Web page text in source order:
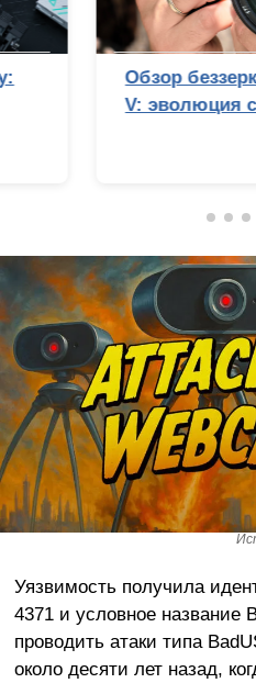
Обзор
V: эволюция с
Уязвимость получила
4371 и условное название
проводить атаки типа
около десяти лет назад,